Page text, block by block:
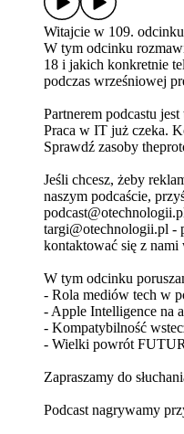
Witajcie w 109.
W tym odcinku
18 i jakich konkretnie
podczas wrześniowej
Partnerem podcastu
Praca w IT już czeka.
Sprawdź zasoby
Jeśli chcesz, żeby
naszym podcaście,
targi@otechnologii.pl -
kontaktować się z
W tym odcinku
- Rola mediów tech w
- Apple Intelligence na
- Kompatybilność
- Wielki powrót
Zapraszamy do
Podcast nagrywamy